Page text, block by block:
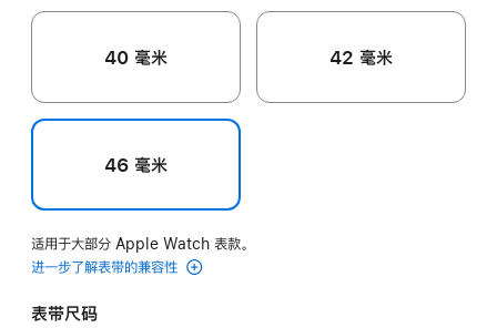
40 毫米 42 毫米
46 毫米
适用于大部分 Apple Watch 表款。
进一步了解表带的兼容性
表带尺码